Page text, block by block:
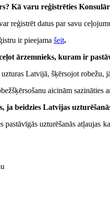
Kā varu reģistrēties
reģistrēt datus par savu
ir pieejama šeit.
ārzemnieks, kuram ir
Latvijā, šķērsojot robežu,
aicinām sazināties
ja beidzies Latvijas
pastāvīgās uzturēšanās atļaujas